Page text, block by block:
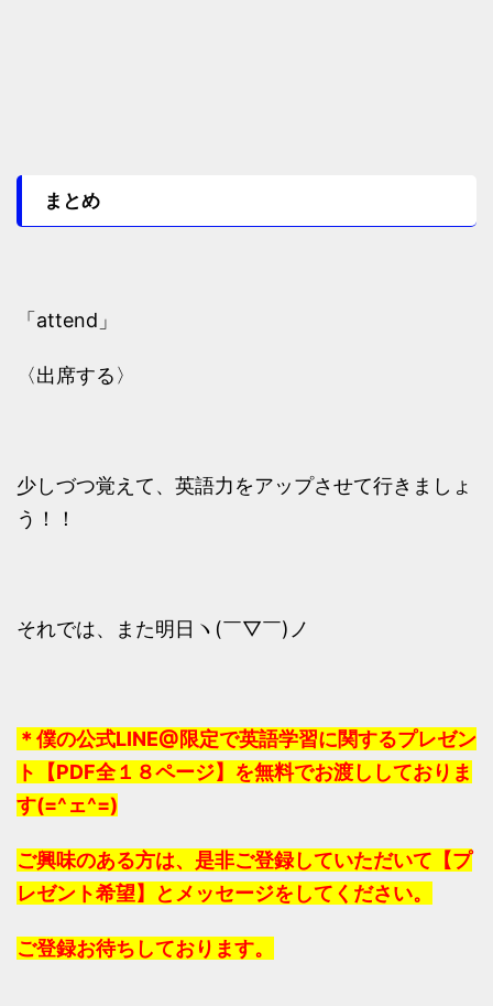
まとめ
「attend」
〈出席する〉
少しづつ覚えて、英語力をアップさせて行きましょ
う！！
それでは、また明日ヽ(￣▽￣)ノ
＊僕の公式LINE@限定で英語学習に関するプレゼン
ト【PDF全１８ページ】を無料でお渡ししておりま
す(=^ェ^=)
ご興味のある方は、是非ご登録していただいて【プ
レゼント希望】とメッセージをしてください。
ご登録お待ちしております。